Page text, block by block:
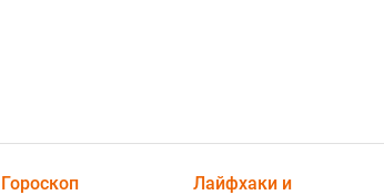
Гороскоп
Лайфхаки и